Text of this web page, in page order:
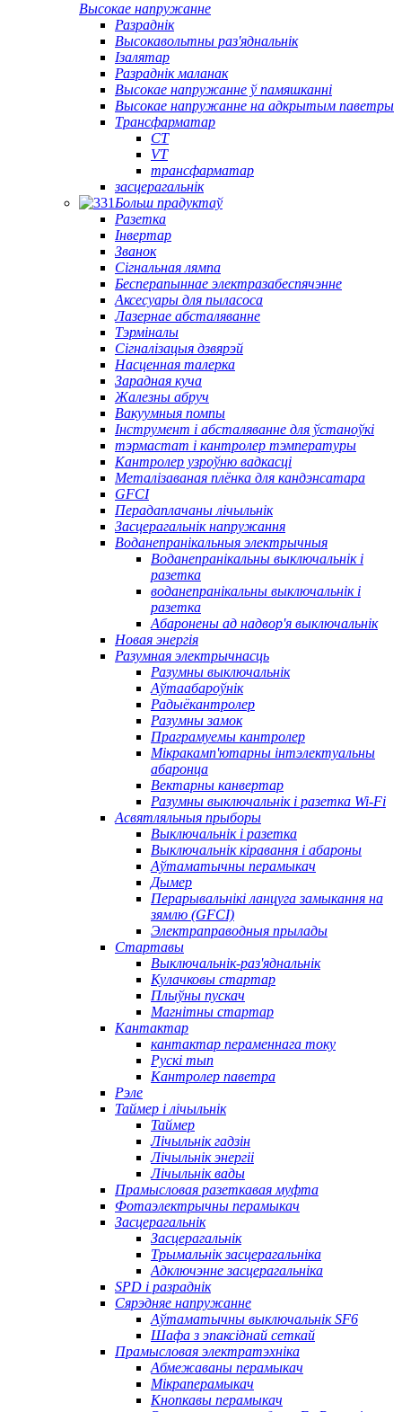
Высокае напружанне
Разраднік
Высокавольтны раз'яднальнік
Ізалятар
Разраднік маланак
Высокае напружанне ў памяшканні
Высокае напружанне на адкрытым паветры
Трансфарматар
CT
VT
трансфарматар
засцерагальнік
Больш прадуктаў
Разетка
Інвертар
Званок
Сігнальная лямпа
Бесперапыннае электразабеспячэнне
Аксесуары для пыласоса
Лазернае абсталяванне
Тэрміналы
Сігналізацыя дзвярэй
Насценная талерка
Зарадная куча
Жалезны абруч
Вакуумныя помпы
Інструмент і абсталяванне для ўстаноўкі
тэрмастат і кантролер тэмпературы
Кантролер узроўню вадкасці
Металізаваная плёнка для кандэнсатара
GFCI
Перадаплачаны лічыльнік
Засцерагальнік напружання
Воданепранікальныя электрычныя
Воданепранікальны выключальнік і
разетка
воданепранікальны выключальнік і
разетка
Абаронены ад надвор'я выключальнік
Новая энергія
Разумная электрычнасць
Разумны выключальнік
Аўтаабароўнік
Радыёкантролер
Разумны замок
Праграмуемы кантролер
Мікракамп'ютарны інтэлектуальны
абаронца
Вектарны канвертар
Разумны выключальнік і разетка Wi-Fi
Асвятляльныя прыборы
Выключальнік і разетка
Выключальнік кіравання і абароны
Аўтаматычны перамыкач
Дымер
Перарывальнікі ланцуга замыкання на
зямлю (GFCI)
Электраправодныя прылады
Стартавы
Выключальнік-раз'яднальнік
Кулачковы стартар
Плыўны пускач
Магнітны стартар
Кантактар
кантактар ​​пераменнага току
Рускі тып
Кантролер паветра
Рэле
Таймер і лічыльнік
Таймер
Лічыльнік гадзін
Лічыльнік энергіі
Лічыльнік вады
Прамысловая разеткавая муфта
Фотаэлектрычны перамыкач
Засцерагальнік
Засцерагальнік
Трымальнік засцерагальніка
Адключэнне засцерагальніка
SPD і разраднік
Сярэдняе напружанне
Аўтаматычны выключальнік SF6
Шафа з эпаксіднай сеткай
Прамысловая электратэхніка
Абмежаваны перамыкач
Мікраперамыкач
Кнопкавы перамыкач